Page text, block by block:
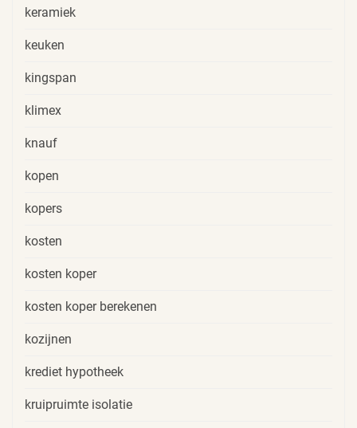
keramiek
keuken
kingspan
klimex
knauf
kopen
kopers
kosten
kosten koper
kosten koper berekenen
kozijnen
krediet hypotheek
kruipruimte isolatie